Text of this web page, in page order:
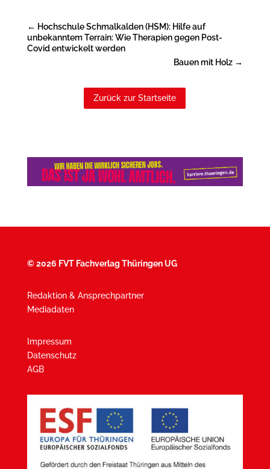
← Hochschule Schmalkalden (HSM): Hilfe auf
unbekanntem Terrain: Wie Therapien gegen Post-
Covid entwickelt werden
Bauen mit Holz →
Zurück zur Startseite
©2026 FVT Fachverlag Thüringen UG
Redaktion & Ansprechpartner
Mediadaten
Impressum
Datenschutz
AGB